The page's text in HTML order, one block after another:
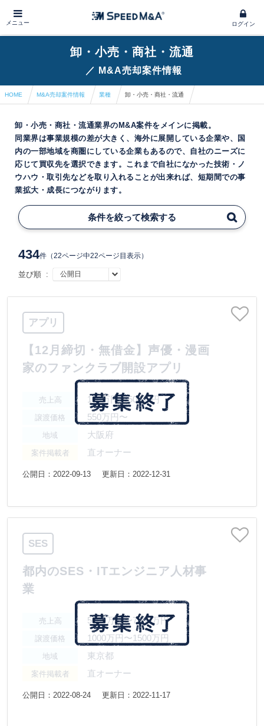
メニュー ログイン
卸・小売・商社・流通
／ M&A売却案件情報
HOME M&A売却案件情報 業種 卸・小売・商社・流通
卸・小売・商社・流通業界のM&A案件をメインに掲載。
同業界は事業規模の差が大きく、海外に展開している企業や、国
内の一部地域を商圏にしている企業もあるので、自社のニーズに
応じて買収先を選択できます。これまで自社になかった技術・ノ
ウハウ・取引先などを取り入れることが出来れば、短期間での事
業拡大・成長につながります。
条件を絞って検索する
434件 （22ページ中22ページ目表示）
並び順 :
アプリ
【12月締切・無借金】声優・漫画
家のファンクラブ開設アプリ
売上高 100万円〜500万円
譲渡価格 550万円〜
地域 大阪府
案件掲載者 直オーナー
公開日：2022-09-13 更新日：2022-12-31
SES
都内のSES・ITエンジニア人材事
業
売上高 5000万円〜7500万円
譲渡価格 1000万円〜1500万円
地域 東京都
案件掲載者 直オーナー
公開日：2022-08-24 更新日：2022-11-17